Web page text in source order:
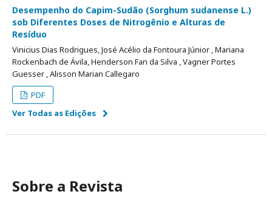
Desempenho do Capim-Sudão (Sorghum sudanense L.)
sob Diferentes Doses de Nitrogênio e Alturas de
Resíduo
Vinicius Dias Rodrigues, José Acélio da Fontoura Júnior , Mariana
Rockenbach de Ávila, Henderson Fan da Silva , Vagner Portes
Guesser , Alisson Marian Callegaro
PDF
Ver Todas as Edições
Sobre a Revista